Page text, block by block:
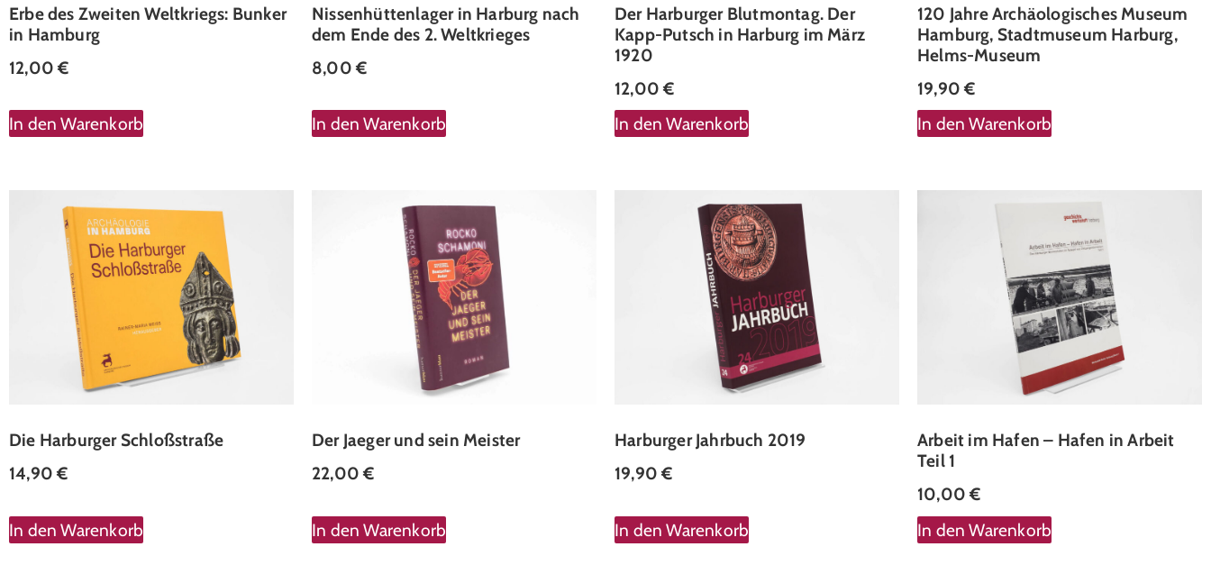
Erbe des Zweiten Weltkriegs: Bunker
in Hamburg
12,00€
In den Warenkorb
Nissenhüttenlager in Harburg nach
dem Ende des 2. Weltkrieges
8,00 €
In den Warenkorb
Der Harburger Blutmontag. Der
Kapp-Putsch in Harburg im März
1920
12,00€
In den Warenkorb
120 Jahre Archäologisches Museum
Hamburg, Stadtmuseum Harburg,
Helms-Museum
19,90€
In den Warenkorb
Die Harburger Schloßstraße
14,90€
In den Warenkorb
Der Jaeger und sein Meister
22,00€
In den Warenkorb
Harburger Jahrbuch 2019
19,90€
In den Warenkorb
Arbeit im Hafen – Hafen in Arbeit
Teil 1
10,00€
In den Warenkorb